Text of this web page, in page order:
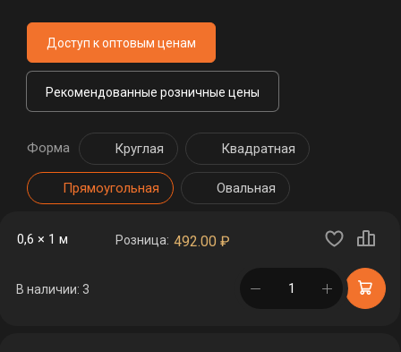
Доступ к оптовым ценам
Рекомендованные розничные цены
Форма Круглая Квадратная
Прямоугольная Овальная
0,6 × 1 м Розница: 492.00 ₽
В наличии: 3 в корзине